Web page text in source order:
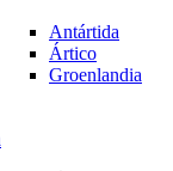
Antártida
Ártico
Groenlandia